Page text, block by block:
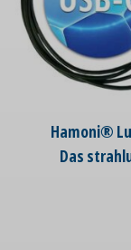
Hamoni®
Das